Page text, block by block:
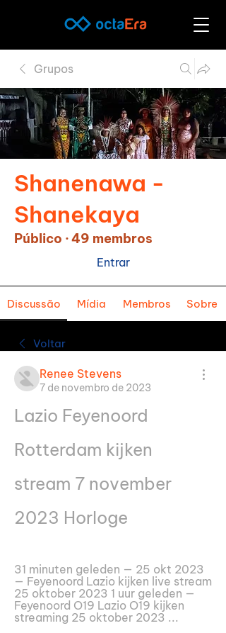
Grupos
Shanenawa -
Shanekaya
Público ·49 membros
Entrar
Discussão Mídia Membros Sobre
Voltar
Renee Stevens
7 de novembro de 2023
Lazio Feyenoord
Rotterdam kijken
stream 7 november
2023 Horloge
31 minuten geleden — 25 okt 2023
— Feyenoord Lazio kijken live stream
25 oktober 2023 1 uur geleden —
Feyenoord O19 Lazio O19 kijken
streaming 25 oktober 2023 ...